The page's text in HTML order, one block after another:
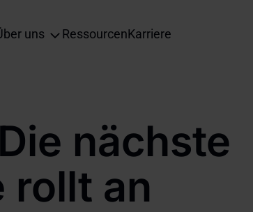
uns RessourcenKarriere
nächste
rollt an